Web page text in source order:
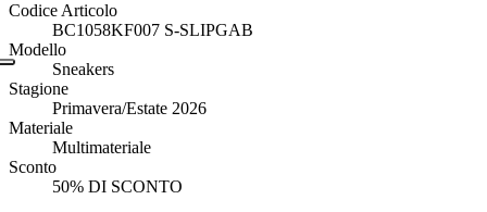
Codice Articolo
BC1058KF007 S-SLIPGAB
Modello
Sneakers
Stagione
Primavera/Estate 2026
Materiale
Multimateriale
Sconto
50% DI SCONTO